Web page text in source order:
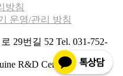
방침
운영/관리 방침
29번길 52 Tel. 031-752-
R&D Center ALL